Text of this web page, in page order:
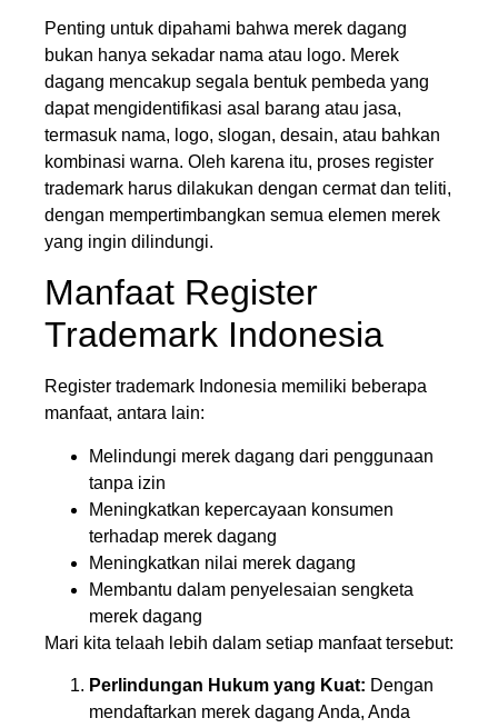
Penting untuk dipahami bahwa merek dagang
bukan hanya sekadar nama atau logo. Merek
dagang mencakup segala bentuk pembeda yang
dapat mengidentifikasi asal barang atau jasa,
termasuk nama, logo, slogan, desain, atau bahkan
kombinasi warna. Oleh karena itu, proses register
trademark harus dilakukan dengan cermat dan teliti,
dengan mempertimbangkan semua elemen merek
yang ingin dilindungi.
Manfaat Register
Trademark Indonesia
Register trademark Indonesia memiliki beberapa
manfaat, antara lain:
Melindungi merek dagang dari penggunaan
tanpa izin
Meningkatkan kepercayaan konsumen
terhadap merek dagang
Meningkatkan nilai merek dagang
Membantu dalam penyelesaian sengketa
merek dagang
Mari kita telaah lebih dalam setiap manfaat tersebut:
Perlindungan Hukum yang Kuat: Dengan
mendaftarkan merek dagang Anda, Anda